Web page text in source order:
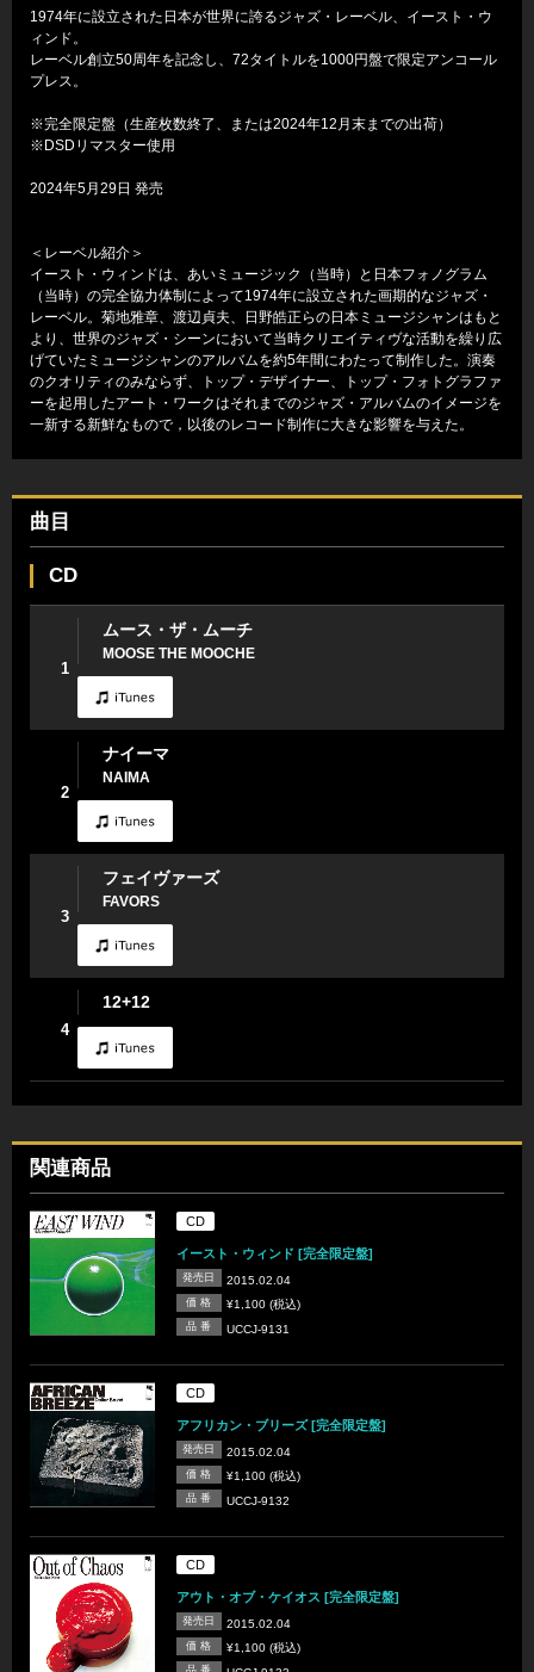
1974年に設立された日本が世界に誇るジャズ・レーベル、イースト・ウ
ィンド。
レーベル創立50周年を記念し、72タイトルを1000円盤で限定アンコール
プレス。
※完全限定盤（生産枚数終了、または2024年12月末までの出荷）
※DSDリマスター使用
2024年5月29日 発売
＜レーベル紹介＞
イースト・ウィンドは、あいミュージック（当時）と日本フォノグラム
（当時）の完全協力体制によって1974年に設立された画期的なジャズ・
レーベル。菊地雅章、渡辺貞夫、日野皓正らの日本ミュージシャンはもと
より、世界のジャズ・シーンにおいて当時クリエイティヴな活動を繰り広
げていたミュージシャンのアルバムを約5年間にわたって制作した。演奏
のクオリティのみならず、トップ・デザイナー、トップ・フォトグラファ
ーを起用したアート・ワークはそれまでのジャズ・アルバムのイメージを
一新する新鮮なもので，以後のレコード制作に大きな影響を与えた。
曲目
CD
1
ムース・ザ・ムーチ
MOOSE THE MOOCHE
2
ナイーマ
NAIMA
3
フェイヴァーズ
FAVORS
4
12+12
関連商品
CD
イースト・ウィンド [完全限定盤]
発売日 2015.02.04
価 格 ¥1,100 (税込)
品 番 UCCJ-9131
CD
アフリカン・ブリーズ [完全限定盤]
発売日 2015.02.04
価 格 ¥1,100 (税込)
品 番 UCCJ-9132
CD
アウト・オブ・ケイオス [完全限定盤]
発売日 2015.02.04
価 格 ¥1,100 (税込)
品 番